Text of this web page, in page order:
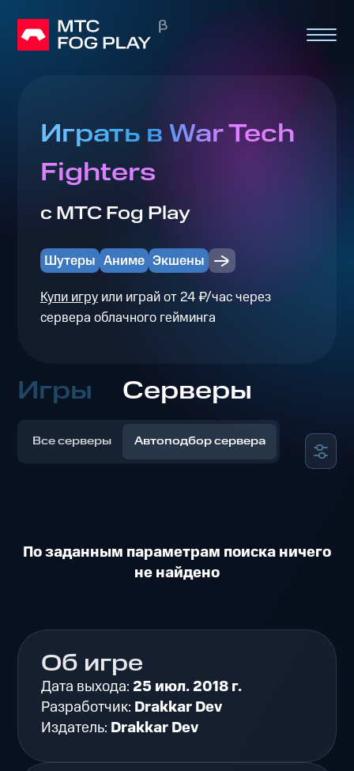
Играть в War Tech
Fighters
с МТС Fog Play
Шутеры Аниме Экшены
Купи игруили играй от 24 ₽/час через
сервера облачного гейминга
Игры Серверы
Все серверы Автоподбор сервера
По заданным параметрам поиска ничего
не найдено
Об игре
Дата выхода: 25 июл. 2018 г.
Разработчик: Drakkar Dev
Издатель: Drakkar Dev